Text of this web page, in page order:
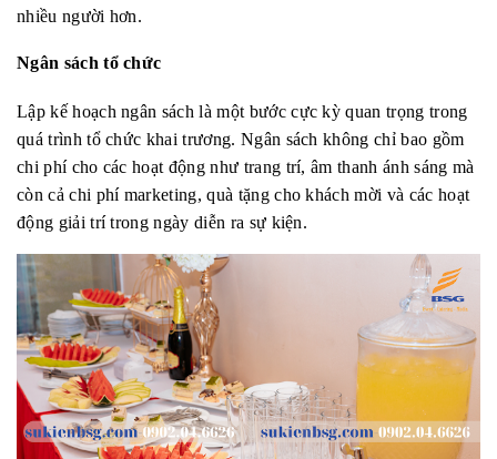
nhiều người hơn.
Ngân sách tổ chức
Lập kế hoạch ngân sách là một bước cực kỳ quan trọng trong
quá trình tổ chức khai trương. Ngân sách không chỉ bao gồm
chi phí cho các hoạt động như trang trí, âm thanh ánh sáng mà
còn cả chi phí marketing, quà tặng cho khách mời và các hoạt
động giải trí trong ngày diễn ra sự kiện.